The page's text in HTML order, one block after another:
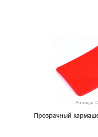
Артикул
Прозрачный